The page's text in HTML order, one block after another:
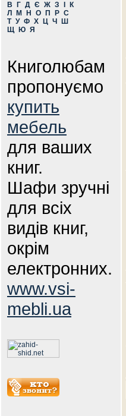
В
Г Д Є Ж З
К
Л
М Н О П Р С
Т У Ф Х Ц Ч
Ш
Щ
Ю Я
Книголюбам
пропонуємо
купить
мебель
для ваших
книг.
Шафи зручні
для всіх
видів книг,
окрім
електронних.
www.vsi-
mebli.ua